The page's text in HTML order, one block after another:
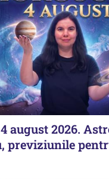
august 2026.
previziunile